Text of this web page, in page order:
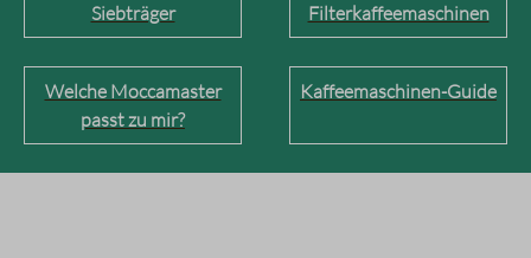
Siebträger Filterkaffeemaschinen
Welche Moccamaster
passt zu mir?
Kaffeemaschinen-Guide